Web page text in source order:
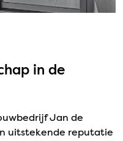
in de
Jan de
uitstekende reputatie